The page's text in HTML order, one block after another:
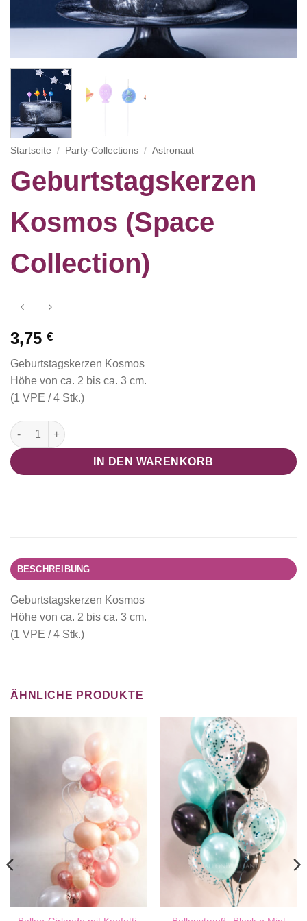
Startseite / Party-Collections / Astronaut
Geburtstagskerzen
Kosmos (Space
Collection)
3,75 €
Geburtstagskerzen Kosmos
Höhe von ca. 2 bis ca. 3 cm.
(1 VPE / 4 Stk.)
Geburtstagskerzen Kosmos (Space Collection) Menge
IN DEN WARENKORB
BESCHREIBUNG
Geburtstagskerzen Kosmos
Höhe von ca. 2 bis ca. 3 cm.
(1 VPE / 4 Stk.)
ÄHNLICHE PRODUKTE